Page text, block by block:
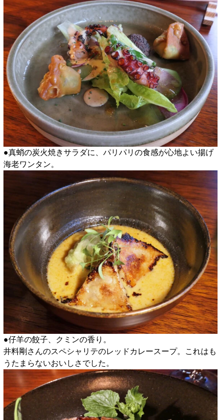
●真蛸の炭火焼きサラダに、パリパリの食感が心地よい揚げ
海老ワンタン。
●仔羊の餃子、クミンの香り。
井料剛さんのスペシャリテのレッドカレースープ。これはも
うたまらないおいしさでした。